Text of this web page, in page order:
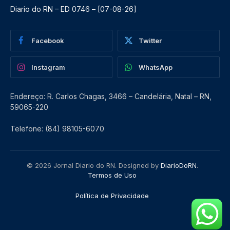
Diario do RN – ED 0746 – [07-08-26]
Facebook Twitter
Instagram WhatsApp
Endereço: R. Carlos Chagas, 3466 – Candelária, Natal – RN,
59065-220
Telefone: (84) 98105-6070
© 2026 Jornal Diario do RN. Designed by DiarioDoRN.
Termos de Uso
Política de Privacidade